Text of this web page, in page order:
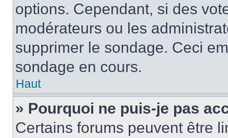
options. Cependant, si des
modérateurs ou les
supprimer le sondage. Ceci
sondage en cours.
Haut
» Pourquoi ne puis-je pas
Certains forums peuvent être